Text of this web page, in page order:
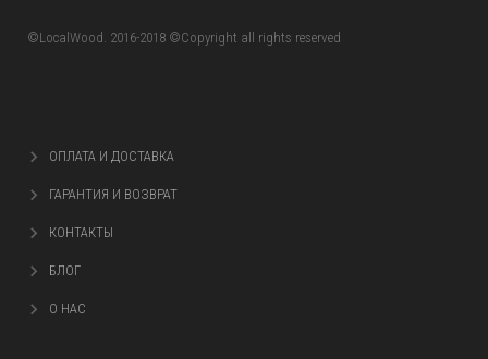
©LocalWood. 2016-2018 ©Copyright all rights reserved
ОПЛАТА И ДОСТАВКА
ГАРАНТИЯ И ВОЗВРАТ
КОНТАКТЫ
БЛОГ
О НАС